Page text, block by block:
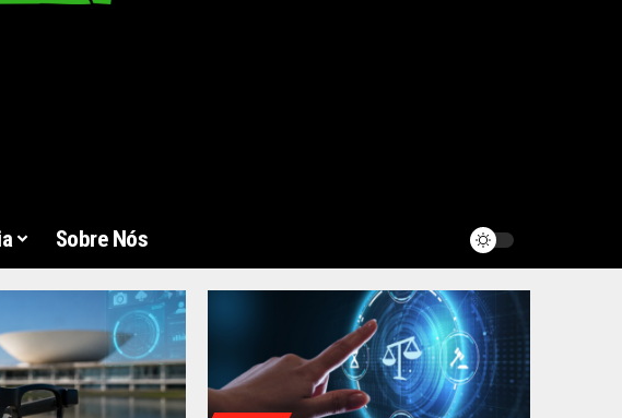
Sobre Nós